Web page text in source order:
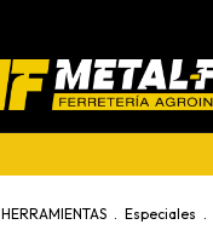
HERRAMIENTAS . Especiales .